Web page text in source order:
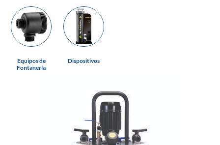
Equipos de
Fontanería
Dispositivos